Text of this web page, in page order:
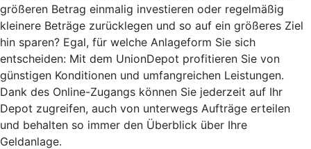
größeren Betrag einmalig investieren oder regelmäßig
kleinere Beträge zurücklegen und so auf ein größeres Ziel
hin sparen? Egal, für welche Anlageform Sie sich
entscheiden: Mit dem UnionDepot profitieren Sie von
günstigen Konditionen und umfangreichen Leistungen.
Dank des Online-Zugangs können Sie jederzeit auf Ihr
Depot zugreifen, auch von unterwegs Aufträge erteilen
und behalten so immer den Überblick über Ihre
Geldanlage.